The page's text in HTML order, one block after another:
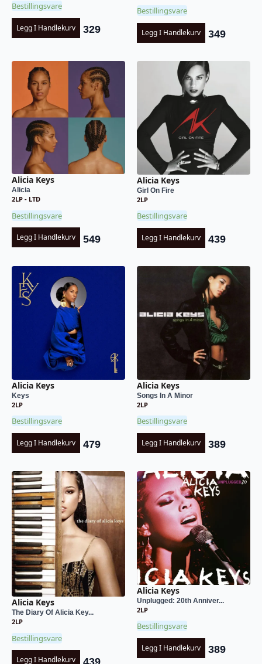
Bestillingsvare
Legg I Handlekurv 329
Bestillingsvare
Legg I Handlekurv 349
Alicia Keys
Alicia
2LP - LTD
Bestillingsvare
Legg I Handlekurv 549
Alicia Keys
Girl On Fire
2LP
Bestillingsvare
Legg I Handlekurv 439
Alicia Keys
Keys
2LP
Bestillingsvare
Legg I Handlekurv 479
Alicia Keys
Songs In A Minor
2LP
Bestillingsvare
Legg I Handlekurv 389
Alicia Keys
The Diary Of Alicia Key...
2LP
Bestillingsvare
Legg I Handlekurv 439
Alicia Keys
Unplugged: 20th Anniver...
2LP
Bestillingsvare
Legg I Handlekurv 389